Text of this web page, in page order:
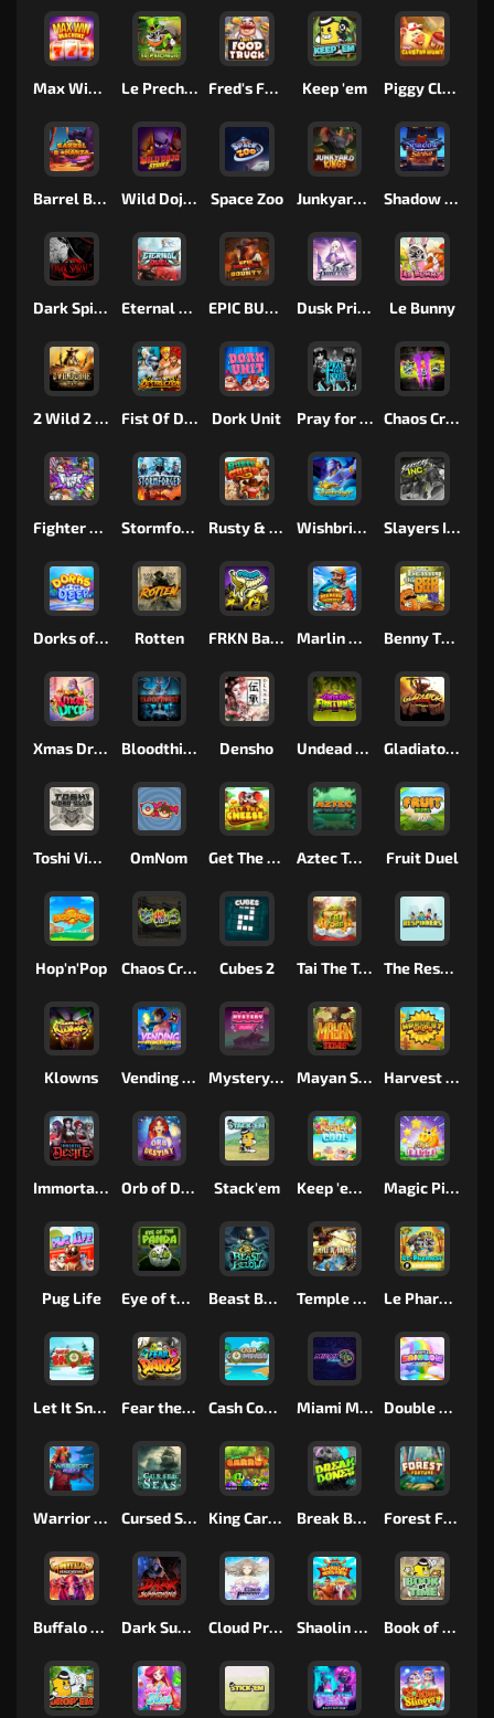
Max Win Machine Le Prechaun Fred's Food Truck Keep 'em Piggy Cluster Hunt
Barrel Bonanza Wild Dojo Strike Space Zoo Junkyard Kings Shadow Strike
Dark Spiral Eternal Duel EPIC BULLETS & BOUNTY Dusk Princess Le Bunny
2 Wild 2 Die Fist Of Destruction Dork Unit Pray for Three Chaos Crew 2
Fighter Pit Stormforged Rusty & Curly Wishbringer Slayers Inc
Dorks of The Deep Rotten FRKN Bananas Marlin Master Benny The Beer
Xmas Drop Bloodthirst Densho Undead Fortune Gladiator Legends
Toshi Video Club OmNom Get The Cheese Aztec Twist Fruit Duel
Hop'n'Pop Chaos Crew Cubes 2 Tai The Toad The Respinners
Klowns Vending Machine Mystery Motel Mayan Stackways Harvest Wilds
Immortal Desire Orb of Destiny Stack'em Keep 'em Cool Magic Piggy
Pug Life Eye of the Panda Beast Below Temple of Torment Le Pharaoh
Let It Snow Fear the Dark Cash Compass Miami Multiplier Double Rainbow
Warrior Ways Cursed Seas King Carrot Break Bones Forest Fortune
Buffalo Stack'n'Sync Dark Summoning Cloud Princess Shaolin Master Book of Time